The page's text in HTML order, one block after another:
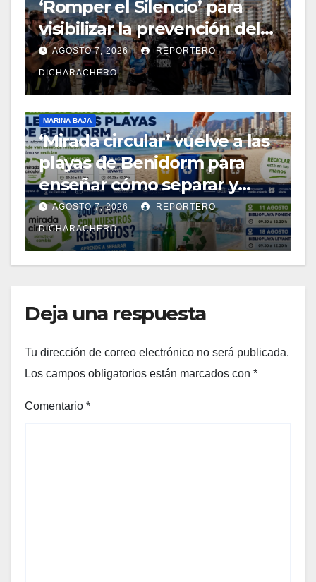
‘Romper el Silencio’ para
visibilizar la prevención del
suicidio
AGOSTO 7, 2026 REPORTERO
DICHARACHERO
MARINA BAJA
‘Mirada circular’ vuelve a las
playas de Benidorm para
enseñar cómo separar y
reciclar los residuos
AGOSTO 7, 2026 REPORTERO
DICHARACHERO
Deja una respuesta
Tu dirección de correo electrónico no será publicada.
Los campos obligatorios están marcados con *
Comentario *